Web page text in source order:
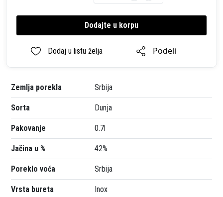
Dodajte u korpu
Dodaj u listu želja Podeli
Zemlja porekla Srbija
Sorta Dunja
Pakovanje 0.7l
Jačina u % 42%
Poreklo voća Srbija
Vrsta bureta Inox